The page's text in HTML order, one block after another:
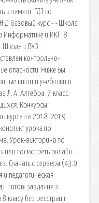
в памяти. ГДЗ по
Базовый курс - - Школа
Информатике и ИКТ. 8
Школа и ВУЗ -
контрольно-
опасности. Ниже Вы
книги и учебники и
Л. А. Алгебра. 7 класс.
Конкурсы.
на 2018-2019
урока по
Урок-викторина по
или посмотреть онлайн - :
Скачать с сервера (43.0
педагогическая
і готові завдання з
класу без реєстрації.